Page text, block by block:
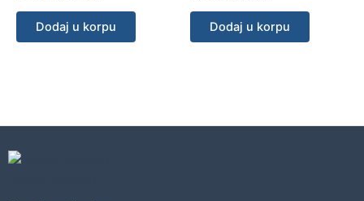
Dodaj u korpu Dodaj u korpu